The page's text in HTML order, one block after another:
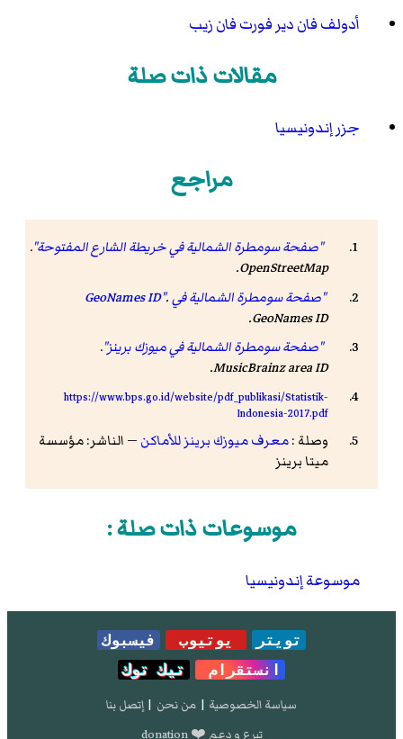
أدولف فان دير فورت فان زيب
مقالات ذات صلة
جزر إندونيسيا
مراجع
"صفحة سومطرة الشمالية في خريطة الشارع المفتوحة".
OpenStreetMap
.
"صفحة سومطرة الشمالية في GeoNames ID".
GeoNames ID
.
"صفحة سومطرة الشمالية في ميوزك برينز".
MusicBrainz area ID
.
https://www.bps.go.id/website/pdf_publikasi/Statistik-
Indonesia-2017.pdf
وصلة :معرف ميوزك برينز للأماكن — الناشر: مؤسسة
ميتا برينز
موسوعات ذات صلة :
موسوعة إندونيسيا
تويتر يوتيوب
فيسبوك
انستقرام
تيك توك
سياسة الخصوصية | من نحن | إتصل بنا
تبرع و دعم ❤️ donation